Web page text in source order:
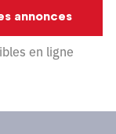
annonces
en ligne